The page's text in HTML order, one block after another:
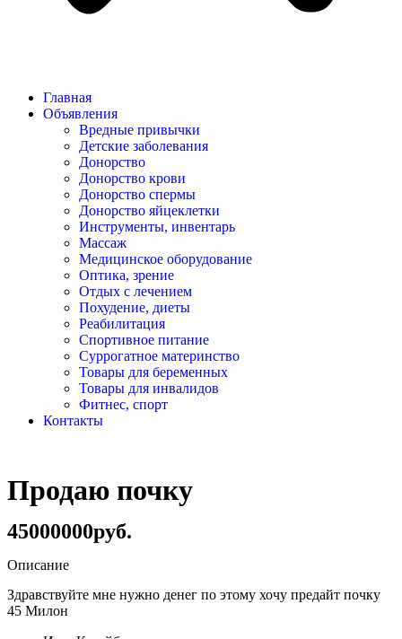
Главная
Объявления
Вредные привычки
Детские заболевания
Донорство
Донорство крови
Донорство спермы
Донорство яйцеклетки
Инструменты, инвентарь
Массаж
Медицинское оборудование
Оптика, зрение
Отдых с лечением
Похудение, диеты
Реабилитация
Спортивное питание
Суррогатное материнство
Товары для беременных
Товары для инвалидов
Фитнес, спорт
Контакты
Продаю почку
45000000руб.
Описание
Здравствуйте мне нужно денег по этому хочу предайт почку
45 Милон